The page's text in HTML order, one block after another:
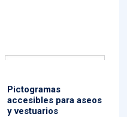
Pictogramas
accesibles para aseos
y vestuarios